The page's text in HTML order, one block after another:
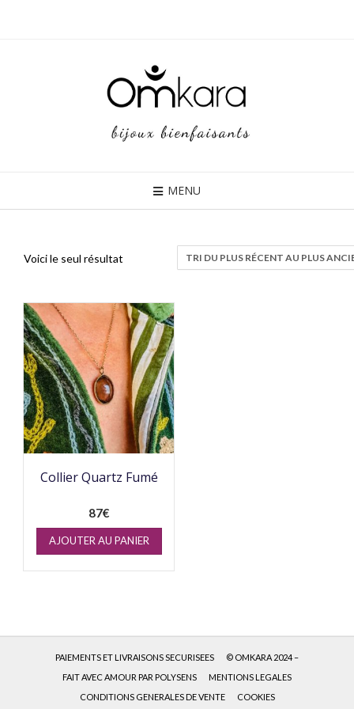
MENU
Voici le seul résultat
Collier Quartz Fumé
87€
AJOUTER AU PANIER
PAIEMENTS ET LIVRAISONS SECURISEES
© OMKARA 2024 –
FAIT AVEC AMOUR PAR POLYSENS
MENTIONS LEGALES
CONDITIONS GENERALES DE VENTE
COOKIES